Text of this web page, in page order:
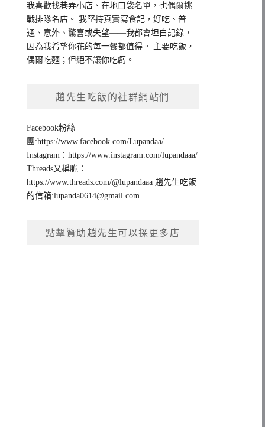
我喜歡找巷弄小店、在地口袋名單，也偶爾挑
戰排隊名店。 我堅持真實寫食記，好吃、普
通、意外、驚喜或失望——我都會坦白記錄，
因為我希望你花的每一餐都值得。 主要吃飯，
偶爾吃麵；但絕不讓你吃虧。
趙先生吃飯的社群網站們
Facebook粉絲
團:https://www.facebook.com/Lupandaa/
Instagram：https://www.instagram.com/lupandaaa/
Threads又稱脆：
https://www.threads.com/@lupandaaa 趙先生吃飯
的信箱:lupanda0614@gmail.com
點擊贊助趙先生可以探更多店